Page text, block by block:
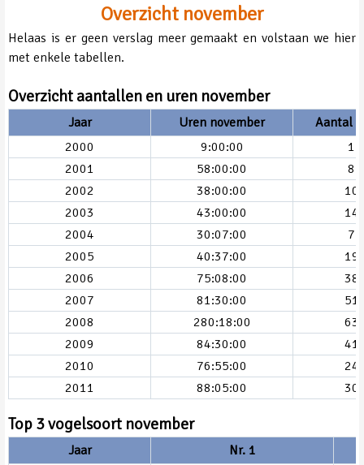
Overzicht november
Helaas is er geen verslag meer gemaakt en volstaan we hier
met enkele tabellen.
Overzicht aantallen en uren november
Jaar Uren november
Aantal
2000
9:00:00
2001
58:00:00
2002
38:00:00
2003
43:00:00
2004
30:07:00
2005
40:37:00
2006
75:08:00
2007
81:30:00
2008
280:18:00
2009
84:30:00
2010
76:55:00
2011
88:05:00
Top 3 vogelsoort november
Jaar
Nr. 1